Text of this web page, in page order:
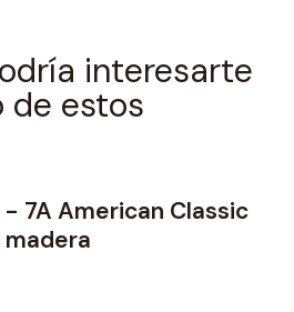
interesarte
de estos
7A American Classic